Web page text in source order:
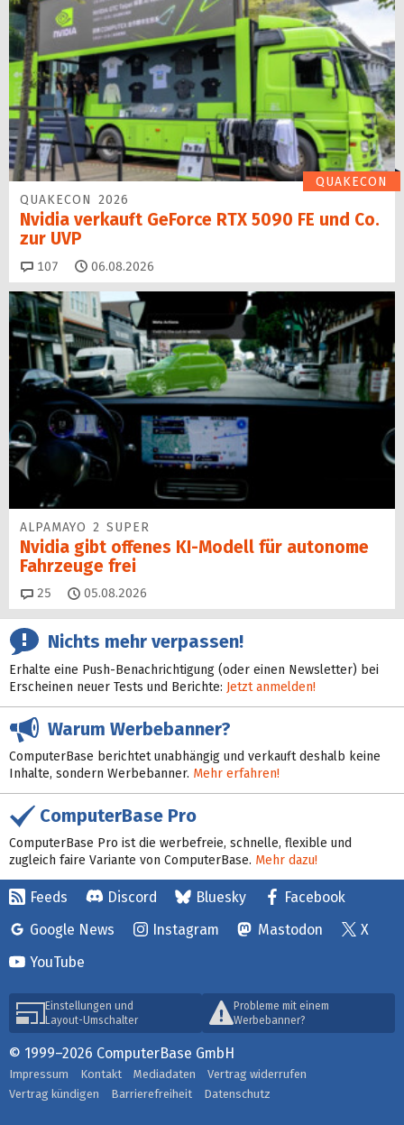
QUAKECON
QUAKECON 2026
Nvidia verkauft GeForce RTX 5090 FE und Co.
zur UVP
107 Kommentare
06.08.2026
ALPAMAYO 2 SUPER
Nvidia gibt offenes KI-Modell für autonome
Fahrzeuge frei
25 Kommentare
05.08.2026
Nichts mehr verpassen!
Erhalte eine Push-Benachrichtigung (oder einen Newsletter) bei
Erscheinen neuer Tests und Berichte: Jetzt anmelden!
Warum Werbebanner?
ComputerBase berichtet unabhängig und verkauft deshalb keine
Inhalte, sondern Werbebanner. Mehr erfahren!
ComputerBase Pro
ComputerBase Pro ist die werbefreie, schnelle, flexible und
zugleich faire Variante von ComputerBase. Mehr dazu!
Feeds Discord Bluesky
Facebook
Google News
Instagram Mastodon
X
YouTube
Einstellungen und
Layout-Umschalter
Probleme mit einem
Werbebanner?
© 1999–2026 ComputerBase GmbH
Impressum Kontakt Mediadaten
Vertrag widerrufen
Vertrag kündigen
Barrierefreiheit Datenschutz